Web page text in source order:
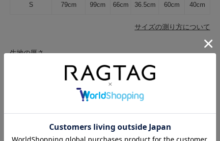
S 79cm 99cm 66cm 36.5cm 60cm 40cm
サイズの測り方について
生地の厚さ
普通